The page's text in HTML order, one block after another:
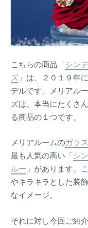
こちらの商品「シン
ズ 」は、２０１９年
デルです。メリアル
ズは、本当にたくさ
る商品の１つです。
メリアルームのガラ
最も人気の高い「シ
ルー 」があります。
やキラキラとした装
なイメージ。
それに対し今回ご紹